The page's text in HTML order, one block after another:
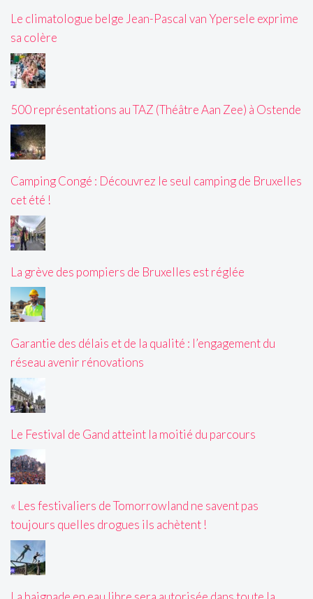
Le climatologue belge Jean-Pascal van Ypersele exprime
sa colère
500 représentations au TAZ (Théâtre Aan Zee) à Ostende
Camping Congé : Découvrez le seul camping de Bruxelles
cet été !
La grève des pompiers de Bruxelles est réglée
Garantie des délais et de la qualité : l’engagement du
réseau avenir rénovations
Le Festival de Gand atteint la moitié du parcours
« Les festivaliers de Tomorrowland ne savent pas
toujours quelles drogues ils achètent !